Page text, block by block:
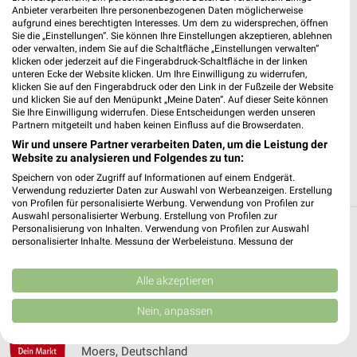
✔Standortgenaue Angebote
✔Folge deinem Lieblingshändler
✔Push-Benachrichtigungen bei neuen Prospekten
✔Einkaufsliste - Einkauf stressfrei planen
JETZT LADEN UND SPAREN!
Weitere REWE Geschäfte mit Angeboten in
5 Geschäfte und Orte
Moers, Deutschland
Anbieter verarbeiten Ihre personenbezogenen Daten möglicherweise
aufgrund eines berechtigten Interesses. Um dem zu widersprechen, öffnen
Sie die „Einstellungen“. Sie können Ihre Einstellungen akzeptieren, ablehnen
oder verwalten, indem Sie auf die Schaltfläche „Einstellungen verwalten“
klicken oder jederzeit auf die Fingerabdruck-Schaltfläche in der linken
unteren Ecke der Website klicken. Um Ihre Einwilligung zu widerrufen,
klicken Sie auf den Fingerabdruck oder den Link in der Fußzeile der Website
und klicken Sie auf den Menüpunkt „Meine Daten“. Auf dieser Seite können
Sie Ihre Einwilligung widerrufen. Diese Entscheidungen werden unseren
Partnern mitgeteilt und haben keinen Einfluss auf die Browserdaten.
Wir und unsere Partner verarbeiten Daten, um die Leistung der
Website zu analysieren und Folgendes zu tun:
Speichern von oder Zugriff auf Informationen auf einem Endgerät.
Verwendung reduzierter Daten zur Auswahl von Werbeanzeigen. Erstellung
von Profilen für personalisierte Werbung. Verwendung von Profilen zur
Auswahl personalisierter Werbung. Erstellung von Profilen zur
Personalisierung von Inhalten. Verwendung von Profilen zur Auswahl
personalisierter Inhalte. Messung der Werbeleistung. Messung der
Kombinationen von Daten aus verschiedenen Quellen. Entwicklung und
Verbesserung der Angebote. Verwendung reduzierter Daten zur Auswahl
von Inhalten.
Daten können außerhalb der Europäischen Union weitergegeben und in die
Website/App.
Alle akzeptieren
Nein, anpassen